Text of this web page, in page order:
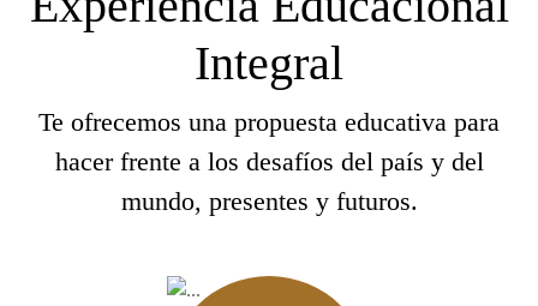
Integral
Te ofrecemos una propuesta educativa para
hacer frente a los desafíos del país y del
mundo, presentes y futuros.